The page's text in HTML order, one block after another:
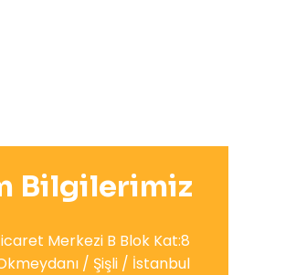
Bilgilerimiz
Merkezi B Blok Kat:8
/ Şişli / İstanbul